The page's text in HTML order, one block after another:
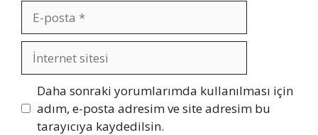
posta
İnternet
sitesi
Daha sonraki yorumlarımda kullanılması için
adım, e-posta adresim ve site adresim bu
tarayıcıya kaydedilsin.